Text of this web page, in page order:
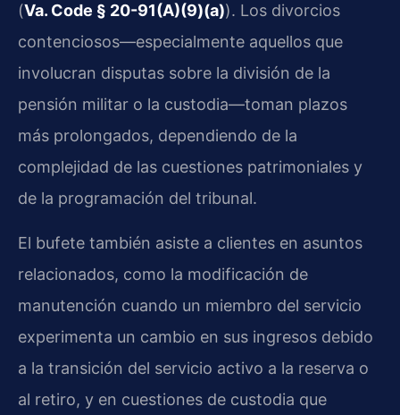
(Va. Code § 20-91(A)(9)(a)). Los divorcios
contenciosos—especialmente aquellos que
involucran disputas sobre la división de la
pensión militar o la custodia—toman plazos
más prolongados, dependiendo de la
complejidad de las cuestiones patrimoniales y
de la programación del tribunal.
El bufete también asiste a clientes en asuntos
relacionados, como la modificación de
manutención cuando un miembro del servicio
experimenta un cambio en sus ingresos debido
a la transición del servicio activo a la reserva o
al retiro, y en cuestiones de custodia que